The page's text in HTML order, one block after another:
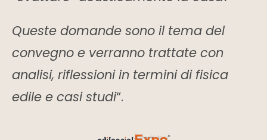
Queste domande sono il tema del
convegno e verranno trattate con
analisi, riflessioni in termini di fisica
edile e casi studi“.